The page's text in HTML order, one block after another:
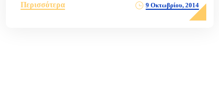
Περισσότερα 9 Οκτωβρίου, 2014